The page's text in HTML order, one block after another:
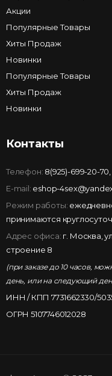
Акции
Популярные Товары
Хиты Продаж
Новинки
Популярные Товары
Хиты Продаж
Новинки
Контакты
Телефон: 8(925)-699-20-70
E-mail: eshop-
Режим работы:
принимаются
Адрес офиса: г. Москва,
строение 8
(при заказе до 10 часов,
день, или на следующий
ИНН / КПП 7731662330/
ОГРН 5107746012028